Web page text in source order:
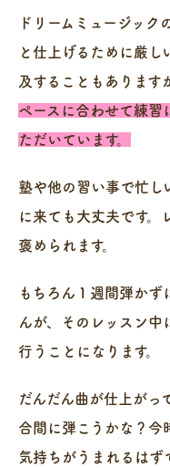
ドリームミュージック
と仕上げるために厳し
及することもあります
ペースに合わせて練習
ただいています。
塾や他の習い事で忙し
に来ても大丈夫です。
褒められます。
もちろん１週間弾か
んが、そのレッスン中
行うことになります。
だんだん曲が仕上がっ
合間に弾こうかな？今
気持ちがうまれるはず